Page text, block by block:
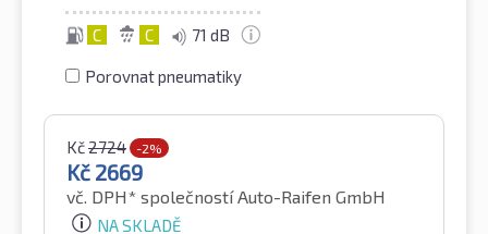
C C 71 dB
Porovnat pneumatiky
Kč2724 -2%
Kč 2669
vč. DPH* společností Auto-Raifen GmbH
NA SKLADĚ